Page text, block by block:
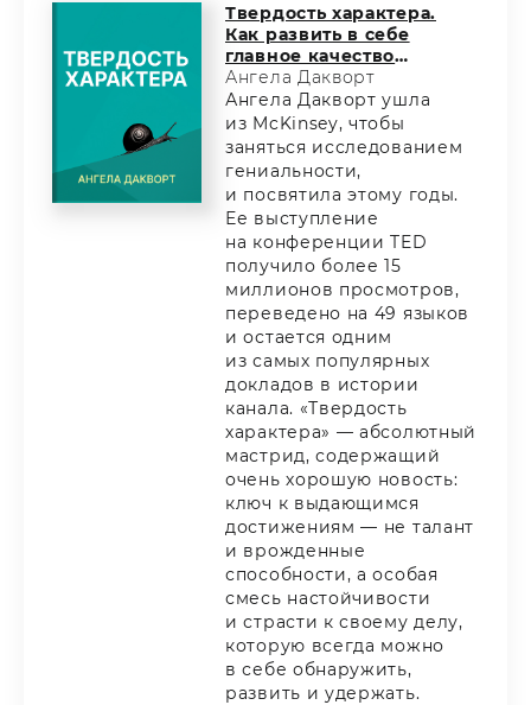
Твердость характера.
Как развить в себе
главное качество
успешных людей
Ангела Дакворт
Ангела Дакворт ушла
из McKinsey, чтобы
заняться исследованием
гениальности,
и посвятила этому годы.
Ее выступление
на конференции TED
получило более 15
миллионов просмотров,
переведено на 49 языков
и остается одним
из самых популярных
докладов в истории
канала. «Твердость
характера» — абсолютный
мастрид, содержащий
очень хорошую новость:
ключ к выдающимся
достижениям — не талант
и врожденные
способности, а особая
смесь настойчивости
и страсти к своему делу,
которую всегда можно
в себе обнаружить,
развить и удержать.